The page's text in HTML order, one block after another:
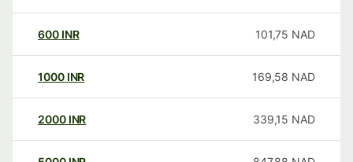
600 INR 101,75 NAD
1000 INR 169,58 NAD
2000 INR 339,15 NAD